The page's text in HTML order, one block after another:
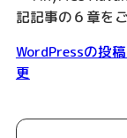
記記事の６章を
WordPressの投
更